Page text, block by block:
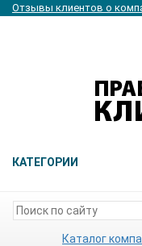
Отзывы клиентов о
КАТЕГОРИИ
Каталог